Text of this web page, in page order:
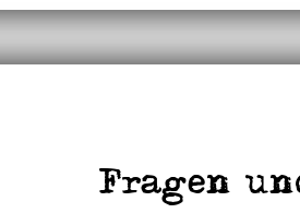
Fragen